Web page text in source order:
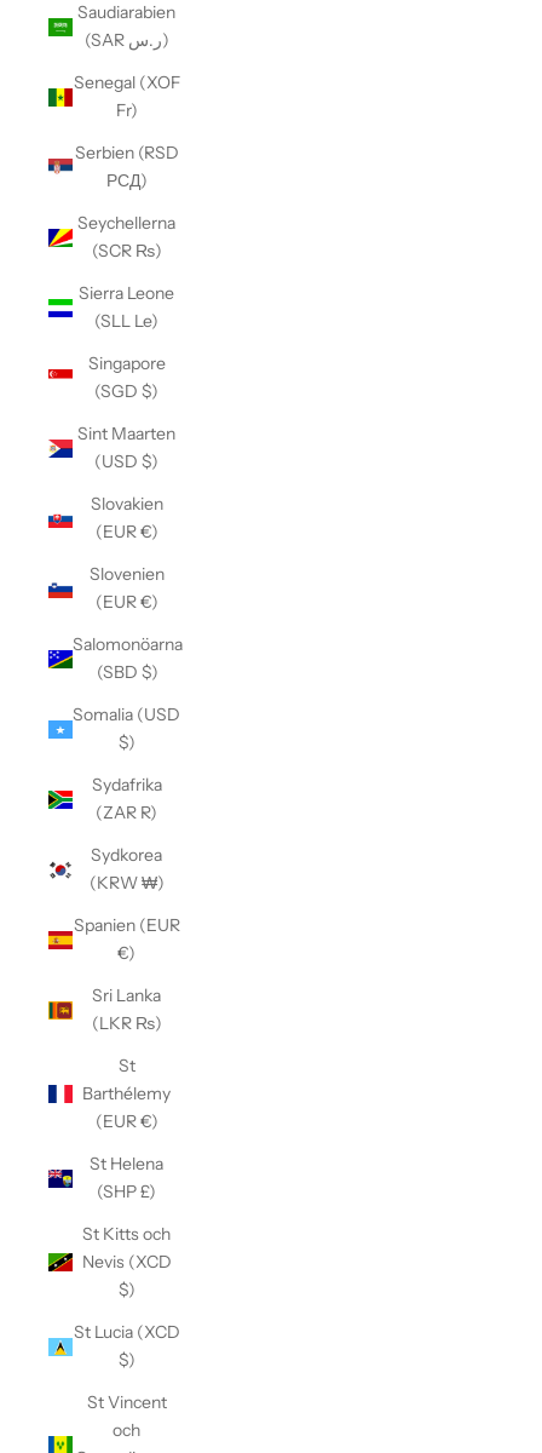
Saudiarabien
(SAR ر.س)
Senegal (XOF
Fr)
Serbien (RSD
РСД)
Seychellerna
(SCR ₨)
Sierra Leone
(SLL Le)
Singapore
(SGD $)
Sint Maarten
(USD $)
Slovakien
(EUR €)
Slovenien
(EUR €)
Salomonöarna
(SBD $)
Somalia (USD
$)
Sydafrika
(ZAR R)
Sydkorea
(KRW ₩)
Spanien (EUR
€)
Sri Lanka
(LKR ₨)
St
Barthélemy
(EUR €)
St Helena
(SHP £)
St Kitts och
Nevis (XCD
$)
St Lucia (XCD
$)
St Vincent
och